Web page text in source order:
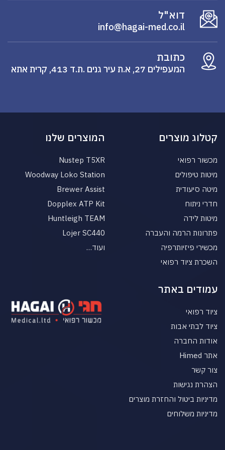
דוא"ל
info@hagai-med.co.il
כתובת
המעפילים 27, א.ת עיר גנים .ת.ד 413, קרית אתא
קטלוג מוצרים
מכשור רפואי
מיטות טיפולים
מיטה סיעודית
חדרי ניתוח
מיטות לידה
פתרונות הרמה והעברה
מכשירי פיזיותרפיה
השכרת ציוד רפואי
המוצרים שלנו
Nustep T5XR
Woodway Loko Station
Brewer Assist
Dopplex ATP Kit
Huntleigh TEAM
Lojer SC440
ועוד…
עמודים באתר
ציוד רפואי
ציוד לבתי אבות
אודות החברה
אתר Himed
צור קשר
הצהרת נגישות
מדיניות ביטול והחזרת מוצרים
מדיניות משלוחים